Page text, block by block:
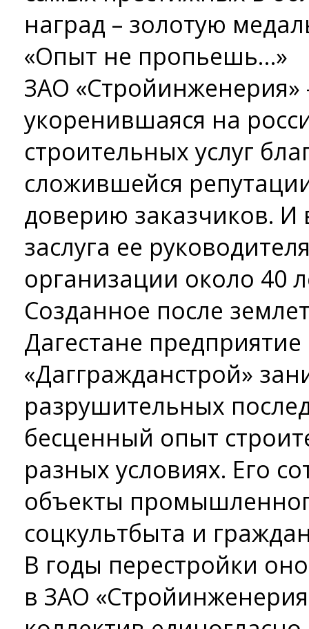
наград – золотую
«Опыт не пропьешь…»
ЗАО
укоренившаяся на
строительных услуг
сложившейся
доверию заказчиков. И
заслуга ее
организации около 40
Созданное после
Дагестане
«Даггражданстрой»
разрушительных
бесценный опыт
разных условиях. Его
объекты
соцкультбыта и
В годы перестройки
в ЗАО